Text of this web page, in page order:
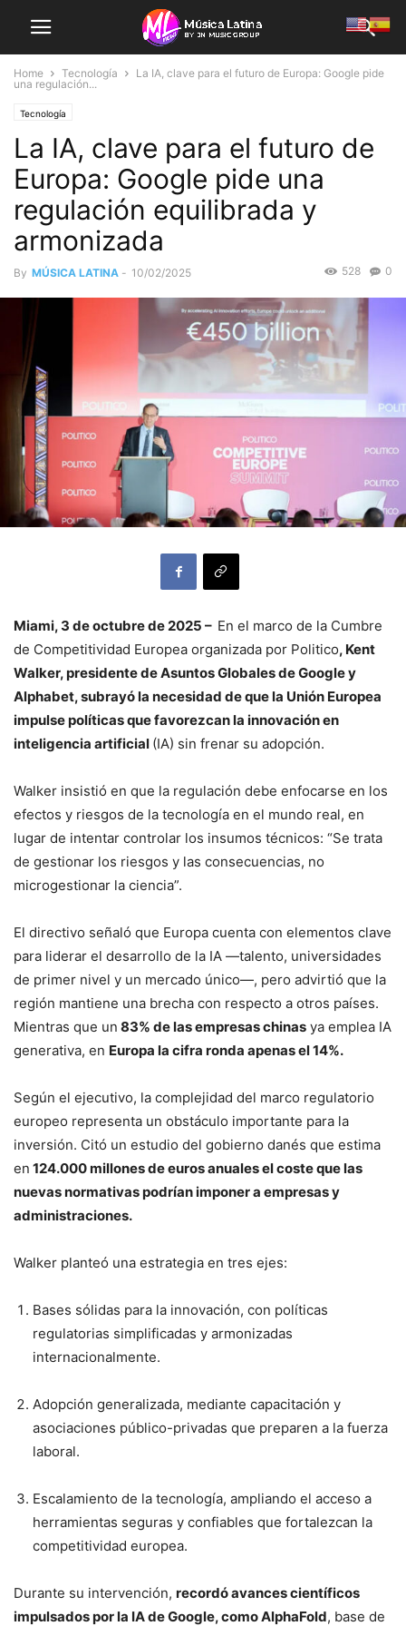
Home Tecnología
La IA, clave para el futuro de Europa: Google pide
una regulación...
Tecnología
La IA, clave para el futuro de
Europa: Google pide una
regulación equilibrada y
armonizada
By MÚSICA LATINA - 10/02/2025 0
528
Miami, 3 de octubre de 2025 – En el marco de la Cumbre
de Competitividad Europea organizada por Politico, Kent
Walker, presidente de Asuntos Globales de Google y
Alphabet, subrayó la necesidad de que la Unión Europea
impulse políticas que favorezcan la innovación en
inteligencia artificial (IA) sin frenar su adopción.
Walker insistió en que la regulación debe enfocarse en los
efectos y riesgos de la tecnología en el mundo real, en
lugar de intentar controlar los insumos técnicos: “Se trata
de gestionar los riesgos y las consecuencias, no
microgestionar la ciencia”.
El directivo señaló que Europa cuenta con elementos clave
para liderar el desarrollo de la IA —talento, universidades
de primer nivel y un mercado único—, pero advirtió que la
región mantiene una brecha con respecto a otros países.
Mientras que un 83% de las empresas chinas ya emplea IA
generativa, en Europa la cifra ronda apenas el 14%.
Según el ejecutivo, la complejidad del marco regulatorio
europeo representa un obstáculo importante para la
inversión. Citó un estudio del gobierno danés que estima
en 124.000 millones de euros anuales el coste que las
nuevas normativas podrían imponer a empresas y
administraciones.
Walker planteó una estrategia en tres ejes:
Bases sólidas para la innovación, con políticas
regulatorias simplificadas y armonizadas
internacionalmente.
Adopción generalizada, mediante capacitación y
asociaciones público-privadas que preparen a la fuerza
laboral.
Escalamiento de la tecnología, ampliando el acceso a
herramientas seguras y confiables que fortalezcan la
competitividad europea.
Durante su intervención, recordó avances científicos
impulsados por la IA de Google, como AlphaFold, base de